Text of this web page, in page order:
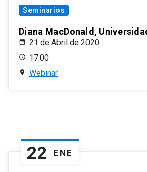
Seminarios
Diana MacDonald,
21 de Abril de 2020
17:00
Webinar
22 ENE